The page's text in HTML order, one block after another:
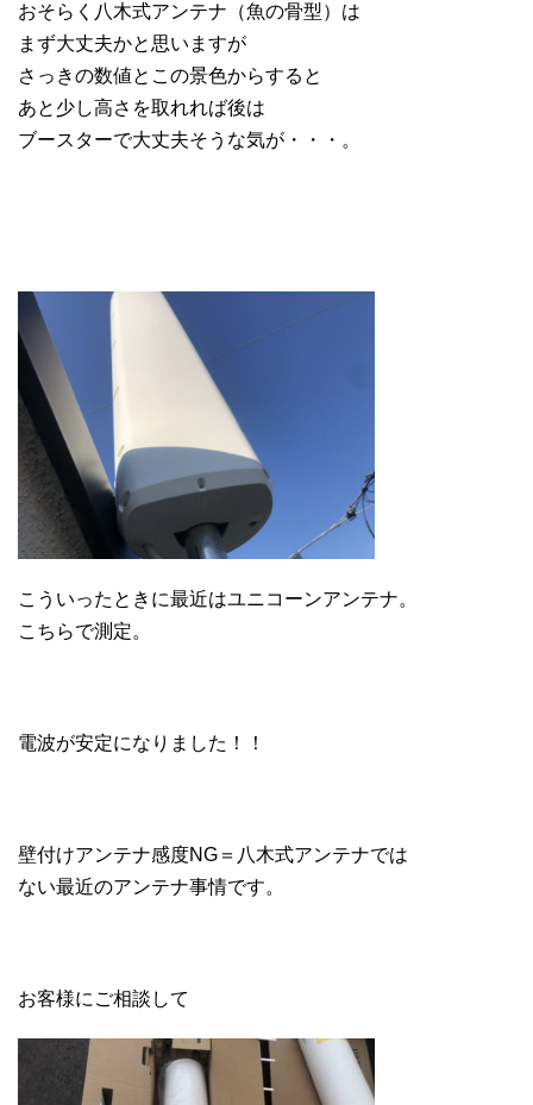
おそらく八木式アンテナ（魚の骨型）は
まず大丈夫かと思いますが
さっきの数値とこの景色からすると
あと少し高さを取れれば後は
ブースターで大丈夫そうな気が・・・。
こういったときに最近はユニコーンアンテナ。
こちらで測定。
電波が安定になりました！！
壁付けアンテナ感度NG＝八木式アンテナでは
ない最近のアンテナ事情です。
お客様にご相談して